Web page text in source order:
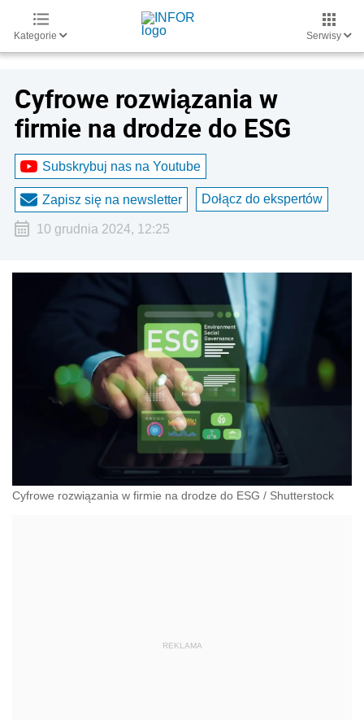
Kategorie Serwisy
Cyfrowe rozwiązania w
firmie na drodze do ESG
Subskrybuj nas na Youtube
Zapisz się na newsletter Dołącz do ekspertów
10 grudnia 2024, 12:25
Cyfrowe rozwiązania w firmie na drodze do ESG / Shutterstock